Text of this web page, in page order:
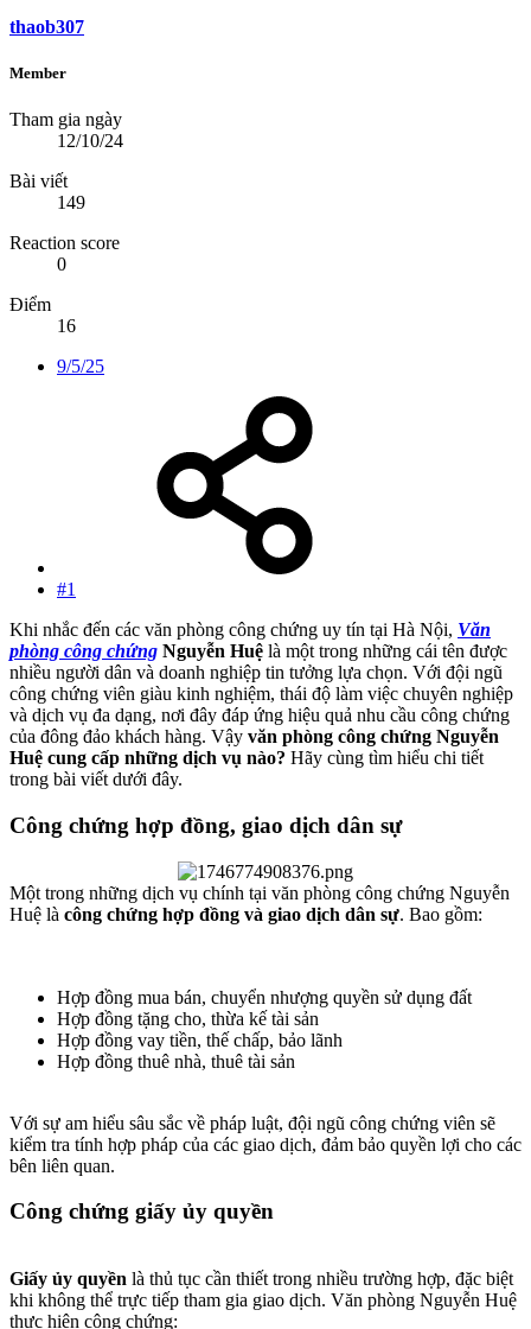
thaob307
Member
Tham gia ngày
12/10/24
Bài viết
149
Reaction score
0
Điểm
16
9/5/25
#1
Khi nhắc đến các văn phòng công chứng uy tín tại Hà Nội, Văn
phòng công chứng Nguyễn Huệ là một trong những cái tên được
nhiều người dân và doanh nghiệp tin tưởng lựa chọn. Với đội ngũ
công chứng viên giàu kinh nghiệm, thái độ làm việc chuyên nghiệp
và dịch vụ đa dạng, nơi đây đáp ứng hiệu quả nhu cầu công chứng
của đông đảo khách hàng. Vậy văn phòng công chứng Nguyễn
Huệ cung cấp những dịch vụ nào? Hãy cùng tìm hiểu chi tiết
trong bài viết dưới đây.
Công chứng hợp đồng, giao dịch dân sự​
Một trong những dịch vụ chính tại văn phòng công chứng Nguyễn
Huệ là công chứng hợp đồng và giao dịch dân sự. Bao gồm:
Hợp đồng mua bán, chuyển nhượng quyền sử dụng đất
Hợp đồng tặng cho, thừa kế tài sản
Hợp đồng vay tiền, thế chấp, bảo lãnh
Hợp đồng thuê nhà, thuê tài sản
Với sự am hiểu sâu sắc về pháp luật, đội ngũ công chứng viên sẽ
kiểm tra tính hợp pháp của các giao dịch, đảm bảo quyền lợi cho các
bên liên quan.
Công chứng giấy ủy quyền​
Giấy ủy quyền là thủ tục cần thiết trong nhiều trường hợp, đặc biệt
khi không thể trực tiếp tham gia giao dịch. Văn phòng Nguyễn Huệ
thực hiện công chứng: